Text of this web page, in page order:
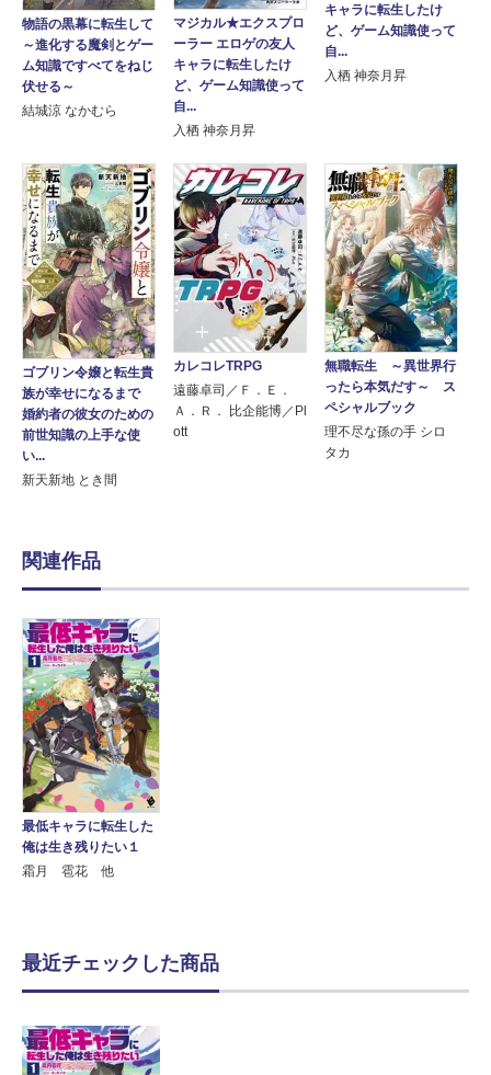
物語の黒幕に転生して
～進化する魔剣とゲー
ム知識ですべてをねじ
伏せる～
結城涼 なかむら
マジカル★エクスプロ
ーラー エロゲの友人
キャラに転生したけ
ど、ゲーム知識使って
自...
入栖 神奈月昇
キャラに転生したけ
ど、ゲーム知識使って
自...
入栖 神奈月昇
ゴブリン令嬢と転生貴
族が幸せになるまで
婚約者の彼女のための
前世知識の上手な使
い...
新天新地 とき間
カレコレTRPG
遠藤卓司／Ｆ．Ｅ．
Ａ．Ｒ． 比企能博／Pl
ott
無職転生 ～異世界行
ったら本気だす～ ス
ペシャルブック
理不尽な孫の手 シロ
タカ
関連作品
最低キャラに転生した
俺は生き残りたい１
霜月 雹花 他
最近チェックした商品